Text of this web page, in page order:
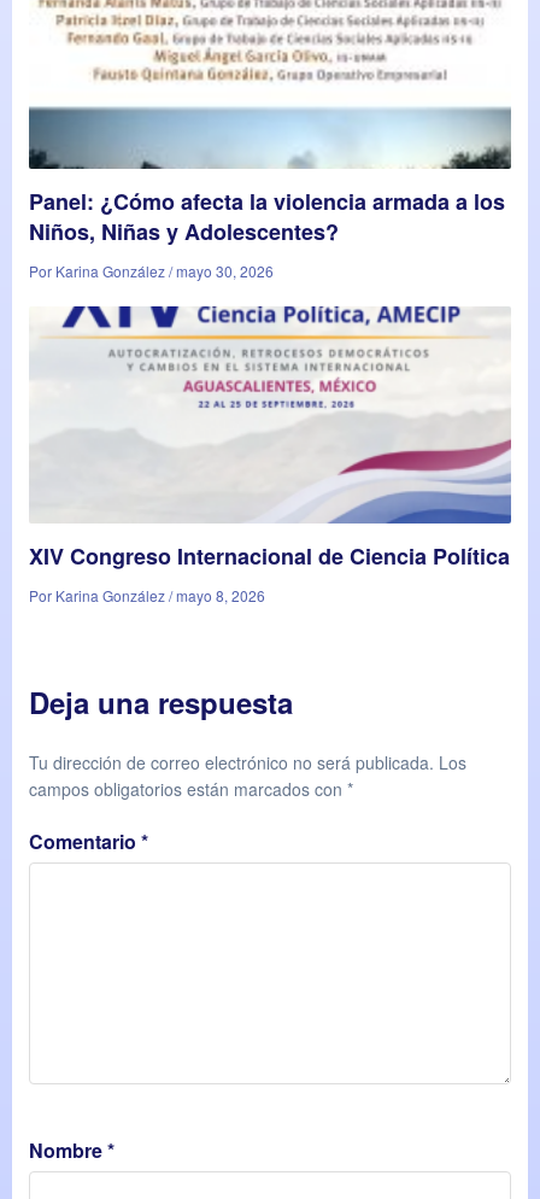
Panel: ¿Cómo afecta la violencia armada a los
Niños, Niñas y Adolescentes?
Por Karina González / mayo 30, 2026
XIV Congreso Internacional de Ciencia Política
Por Karina González / mayo 8, 2026
Deja una respuesta
Tu dirección de correo electrónico no será publicada. Los
campos obligatorios están marcados con *
Comentario *
Nombre*